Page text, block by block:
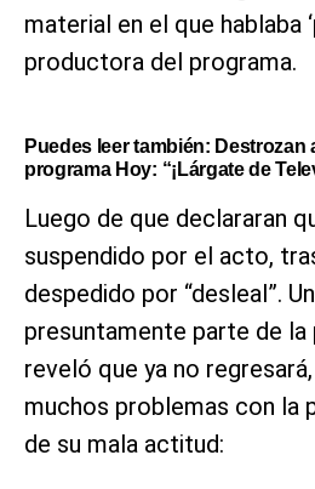
material en el que hablaba
productora del programa.
Puedes leer también: Destrozan
programa Hoy: “¡Lárgate de
Luego de que declararan
suspendido por el acto,
despedido por “desleal”.
presuntamente parte de la
reveló que ya no
muchos problemas con la
de su mala actitud: